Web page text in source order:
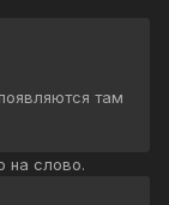
там
на слово.